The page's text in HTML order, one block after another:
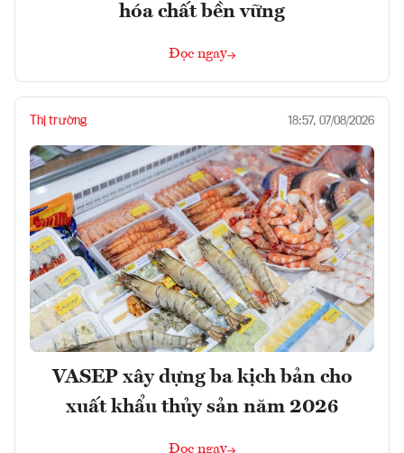
hóa chất bền vững
Đọc ngay
Thị trường 18:57, 07/08/2026
VASEP xây dựng ba kịch bản cho
xuất khẩu thủy sản năm 2026
Đọc ngay